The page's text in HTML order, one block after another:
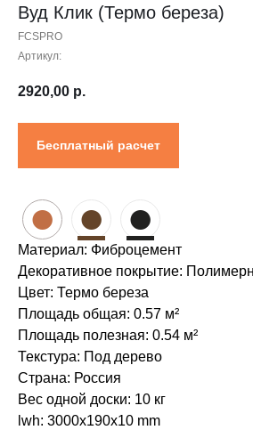
Вуд Клик (Термо береза)
FCSPRO
Артикул:
2920,00 р.
Бесплатный расчет
● ● ●
Материал: Фиброцемент
Декоративное покрытие:
Цвет: Термо береза
Площадь общая: 0.57 м²
Площадь полезная: 0.54 м²
Текстура: Под дерево
Страна: Россия
Вес одной доски: 10 кг
lwh: 3000x190x10 mm